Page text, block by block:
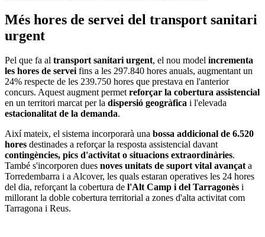
Més hores de servei del transport sanitari
urgent
Pel que fa al transport sanitari urgent, el nou model incrementa
les hores de serveifins a les 297.840 hores anuals, augmentant un
24% respecte de les 239.750 hores que prestava en l'anterior
concurs. Aquest augment permetreforçar la cobertura assistencial
en un territori marcat per la dispersió geogràfica i l'elevada
estacionalitat de la demanda.
Així mateix, el sistema incorporarà una bossa addicional de 6.520
hores destinades a reforçar la resposta assistencial davant
contingències, pics d'activitat o situacions extraordinàries.
També s'incorporen dues noves unitats de suport vital avançata
Torredembarra i a Alcover, les quals estaran operatives les 24 hores
del dia, reforçant la cobertura de l'Alt Camp i del Tarragonès i
millorant la doble cobertura territorial a zones d'alta activitat com
Tarragona i Reus.